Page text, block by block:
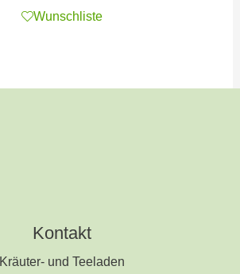
Wunschliste
Kontakt
Kräuter- und Teeladen